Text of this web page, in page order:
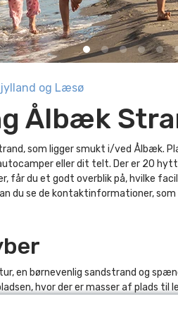
og Læsø
Ålbæk
som ligger smukt i/ved Ålbæk.
eller dit telt. Der er 20
får du et godt overblik på, hvilke
du se de kontaktinformationer,
en børnevenlig sandstrand og
hvor der er masser af plads til